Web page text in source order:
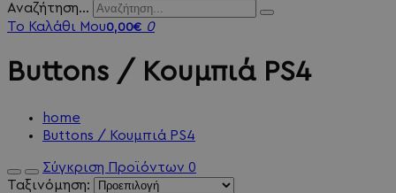
Αναζήτηση...
Το Καλάθι Μου0,00€ 0
Buttons / Κουμπιά PS4
home
Buttons / Κουμπιά PS4
Σύγκριση Προϊόντων 0
Ταξινόμηση: